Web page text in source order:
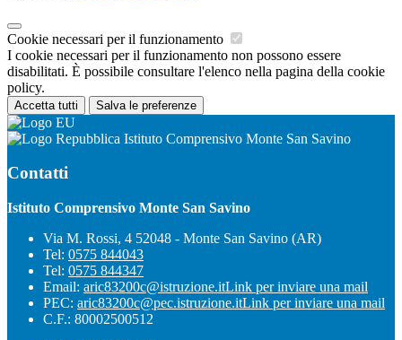
Cookie necessari per il funzionamento
I cookie necessari per il funzionamento non possono essere
disabilitati. È possibile consultare l'elenco nella pagina della cookie
policy.
Accetta tutti Salva le preferenze
Istituto Comprensivo Monte San Savino
Contatti
Istituto Comprensivo Monte San Savino
Via M. Rossi, 4 52048 - Monte San Savino (AR)
Tel: 0575 844043
Tel: 0575 844347
Email: aric83200c@istruzione.itLink per inviare una mail
PEC: aric83200c@pec.istruzione.itLink per inviare una mail
C.F.: 80002500512